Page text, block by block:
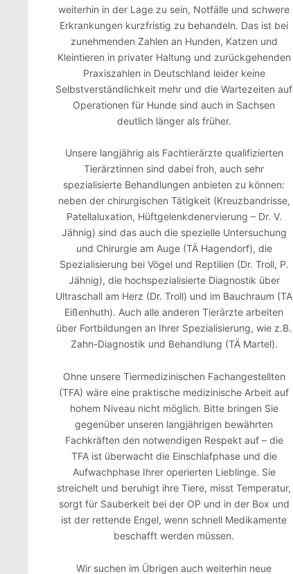
weiterhin in der Lage zu sein, Notfälle und schwere
Erkrankungen kurzfristig zu behandeln. Das ist bei
zunehmenden Zahlen an Hunden, Katzen und
Kleintieren in privater Haltung und zurückgehenden
Praxiszahlen in Deutschland leider keine
Selbstverständlichkeit mehr und die Wartezeiten auf
Operationen für Hunde sind auch in Sachsen
deutlich länger als früher.
Unsere langjährig als Fachtierärzte qualifizierten
Tierärztinnen sind dabei froh, auch sehr
spezialisierte Behandlungen anbieten zu können:
neben der chirurgischen Tätigkeit (Kreuzbandrisse,
Patellaluxation, Hüftgelenkdenervierung – Dr. V.
Jähnig) sind das auch die spezielle Untersuchung
und Chirurgie am Auge (TÄ Hagendorf), die
Spezialisierung bei Vögel und Reptilien (Dr. Troll, P.
Jähnig), die hochspezialisierte Diagnostik über
Ultraschall am Herz (Dr. Troll) und im Bauchraum (TA
Eißenhuth). Auch alle anderen Tierärzte arbeiten
über Fortbildungen an Ihrer Spezialisierung, wie z.B.
Zahn-Diagnostik und Behandlung (TÄ Martel).
Ohne unsere Tiermedizinischen Fachangestellten
(TFA) wäre eine praktische medizinische Arbeit auf
hohem Niveau nicht möglich. Bitte bringen Sie
gegenüber unseren langjährigen bewährten
Fachkräften den notwendigen Respekt auf – die
TFA ist überwacht die Einschlafphase und die
Aufwachphase Ihrer operierten Lieblinge. Sie
streichelt und beruhigt ihre Tiere, misst Temperatur,
sorgt für Sauberkeit bei der OP und in der Box und
ist der rettende Engel, wenn schnell Medikamente
beschafft werden müssen.
Wir suchen im Übrigen auch weiterhin neue